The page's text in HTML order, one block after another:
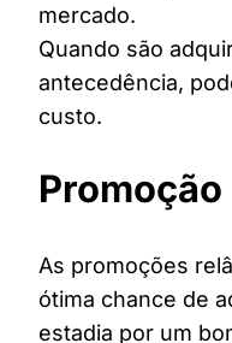
mercado.
Quando são
antecedência,
custo.
Promoção
As promoções
ótima chance de
estadia por um